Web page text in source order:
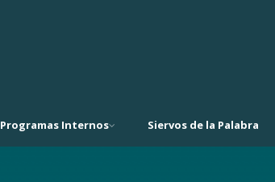
Programas Internos Siervos de la Palabra